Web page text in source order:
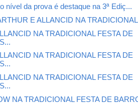
nível da prova é destaque na 3ª Ediç...
E ALLANCID NA
NA TRADICIONAL FESTA DE
NA TRADICIONAL FESTA DE
NA TRADICIONAL FESTA DE
NA TRADICIONAL FESTA DE